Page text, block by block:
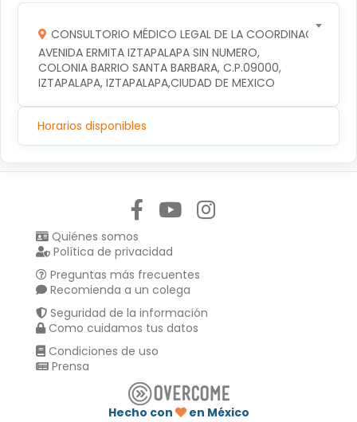
CONSULTORIO MÉDICO LEGAL DE LA COORDINACION
AVENIDA ERMITA IZTAPALAPA SIN NUMERO,
COLONIA BARRIO SANTA BARBARA, C.P.09000,
IZTAPALAPA, IZTAPALAPA,CIUDAD DE MEXICO
Horarios disponibles
Quiénes somos
Política de privacidad
Preguntas más frecuentes
Recomienda a un colega
Seguridad de la información
Como cuidamos tus datos
Condiciones de uso
Prensa
Hecho con en México